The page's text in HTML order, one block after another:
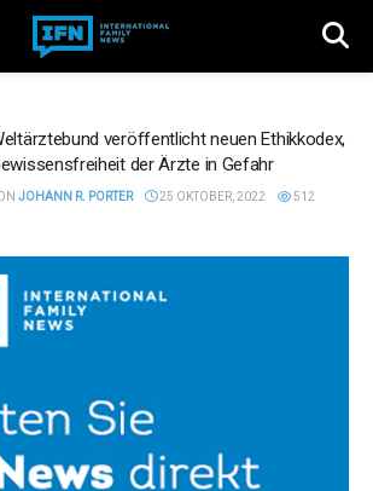
veröffentlicht neuen Ethikkodex,
der Ärzte in Gefahr
JOHANN R. PORTER 25 OKTOBER, 2022 512